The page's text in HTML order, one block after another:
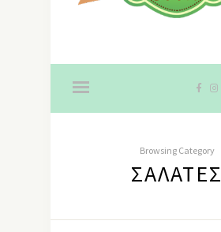
Browsing Category
ΣΑΛΆΤΕΣ